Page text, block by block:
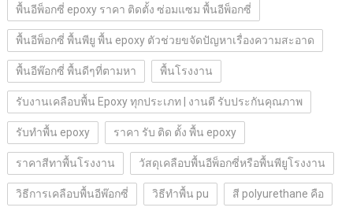
พื้นอีพ็อกซี่ epoxy ราคา ติดตั้ง ซ่อมแซม พื้นอีพ็อกซี่
พื้นอีพ็อกซี่ พื้นพียู พื้น epoxy ตัวช่วยขจัดปัญหาเรื่องความสะอาด
พื้นอีพ๊อกซี่ พื้นดีๆที่ตามหา พื้นโรงงาน
รับงานเคลือบพื้น Epoxy ทุกประเภท | งานดี รับประกันคุณภาพ
รับทำพื้น epoxy ราคา รับ ติด ตั้ง พื้น epoxy
ราคาสีทาพื้นโรงงาน วัสดุเคลือบพื้นอีพ็อกซี่หรือพื้นพียูโรงงาน
วิธีการเคลือบพื้นอีพ๊อกซี่ วิธีทำพื้น pu สี polyurethane คือ